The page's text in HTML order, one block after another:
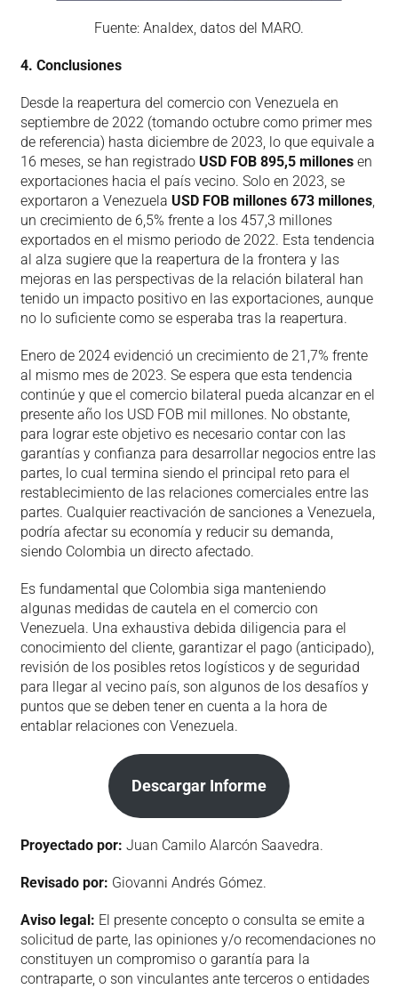
Fuente: Analdex, datos del MARO.
4. Conclusiones
Desde la reapertura del comercio con Venezuela en
septiembre de 2022 (tomando octubre como primer mes
de referencia) hasta diciembre de 2023, lo que equivale a
16 meses, se han registrado USD FOB 895,5 millonesen
exportaciones hacia el país vecino. Solo en 2023, se
exportaron a Venezuela USD FOB millones 673 millones,
un crecimiento de 6,5% frente a los 457,3 millones
exportados en el mismo periodo de 2022. Esta tendencia
al alza sugiere que la reapertura de la frontera y las
mejoras en las perspectivas de la relación bilateral han
tenido un impacto positivo en las exportaciones, aunque
no lo suficiente como se esperaba tras la reapertura.
Enero de 2024 evidenció un crecimiento de 21,7% frente
al mismo mes de 2023. Se espera que esta tendencia
continúe y que el comercio bilateral pueda alcanzar en el
presente año los USD FOB mil millones. No obstante,
para lograr este objetivo es necesario contar con las
garantías y confianza para desarrollar negocios entre las
partes, lo cual termina siendo el principal reto para el
restablecimiento de las relaciones comerciales entre las
partes. Cualquier reactivación de sanciones a Venezuela,
podría afectar su economía y reducir su demanda,
siendo Colombia un directo afectado.
Es fundamental que Colombia siga manteniendo
algunas medidas de cautela en el comercio con
Venezuela. Una exhaustiva debida diligencia para el
conocimiento del cliente, garantizar el pago (anticipado),
revisión de los posibles retos logísticos y de seguridad
para llegar al vecino país, son algunos de los desafíos y
puntos que se deben tener en cuenta a la hora de
entablar relaciones con Venezuela.
Descargar Informe
Proyectado por: Juan Camilo Alarcón Saavedra.
Revisado por: Giovanni Andrés Gómez.
Aviso legal: El presente concepto o consulta se emite a
solicitud de parte, las opiniones y/o recomendaciones no
constituyen un compromiso o garantía para la
contraparte, o son vinculantes ante terceros o entidades